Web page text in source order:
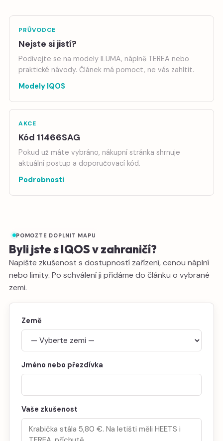
PRŮVODCE
Nejste si jistí?
Podívejte se na modely ILUMA, náplně TEREA nebo
praktické návody. Článek má pomoct, ne vás zahltit.
Modely IQOS
AKCE
Kód 11466SAG
Pokud už máte vybráno, nákupní stránka shrnuje
aktuální postup a doporučovací kód.
Podrobnosti
POMOZTE DOPLNIT MAPU
Byli jste s IQOS v zahraničí?
Napište zkušenost s dostupností zařízení, cenou náplní
nebo limity. Po schválení ji přidáme do článku o vybrané
zemi.
Země
Jméno nebo přezdívka
Vaše zkušenost